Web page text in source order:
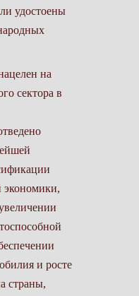
удостоены
на
сектора в
экономики,
и росте
страны,